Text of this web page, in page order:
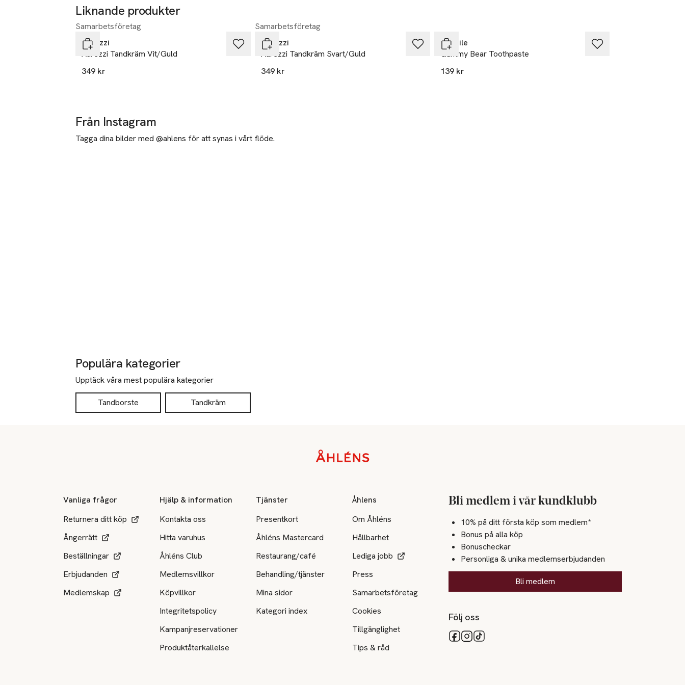
När vi mäter nyanser använder vi alltid den standardiserade VITA-skalan
Liknande produkter
Hoppa över bildspelet
Samarbetsföretag
Aurezzi
Aurezzi Tandkräm Vit/Guld
349 kr
Samarbetsföretag
Aurezzi
Aurezzi Tandkräm Svart/Guld
349 kr
Hismile
Gummy Bear Toothpaste
139 kr
Från Instagram
Tagga dina bilder med @ahlens för att synas i vårt flöde.
Populära kategorier
Upptäck våra mest populära kategorier
Tandborste Tandkräm
Vanliga frågor
Returnera ditt köp
Ångerrätt
Beställningar
Erbjudanden
Medlemskap
Hjälp & information
Kontakta oss
Hitta varuhus
Åhléns Club
Medlemsvillkor
Köpvillkor
Integritetspolicy
Kampanjreservationer
Produktåterkallelse
Tjänster
Presentkort
Åhléns Mastercard
Restaurang/café
Behandling/tjänster
Mina sidor
Kategori index
Åhlens
Om Åhléns
Hållbarhet
Lediga jobb
Press
Samarbetsföretag
Cookies
Tillgänglighet
Tips & råd
Bli medlem i vår kundklubb
10% på ditt första köp som medlem*
Bonus på alla köp
Bonuscheckar
Personliga & unika medlemserbjudanden
Bli medlem
Följ oss